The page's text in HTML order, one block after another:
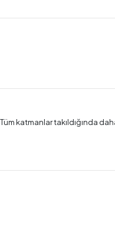
katmanlar takıldığında